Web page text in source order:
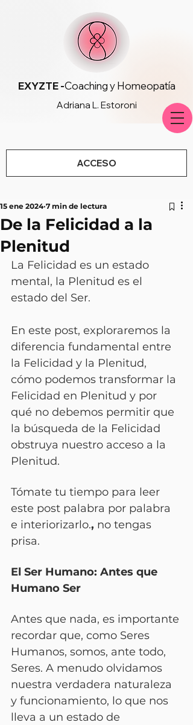
EXYZTE -Coaching y Homeopatía
Adriana L. Estoroni
ACCESO
De la Felicidad a la
Plenitud
15 ene 2024 7 min de lectura
La Felicidad es un estado
mental, la Plenitud es el
estado del Ser.
En este post, exploraremos la
diferencia fundamental entre
la Felicidad y la Plenitud,
cómo podemos transformar la
Felicidad en Plenitud y por
qué no debemos permitir que
la búsqueda de la Felicidad
obstruya nuestro acceso a la
Plenitud.
Tómate tu tiempo para leer
este post palabra por palabra
e interiorizarlo., no tengas
prisa.
El Ser Humano: Antes que
Humano Ser
Antes que nada, es importante
recordar que, como Seres
Humanos, somos, ante todo,
Seres. A menudo olvidamos
nuestra verdadera naturaleza
y funcionamiento, lo que nos
lleva a un estado de